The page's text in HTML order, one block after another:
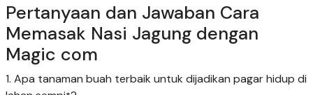
Pertanyaan dan Jawaban Cara
Memasak Nasi Jagung dengan
Magic com
1. Apa tanaman buah terbaik untuk dijadikan pagar hidup di